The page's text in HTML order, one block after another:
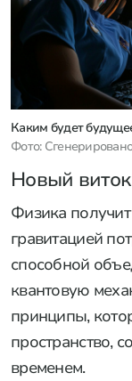
Каким будет
Фото:
Новый
Физика
гравитацией
способной
квантовую
принципы,
пространство,
временем.